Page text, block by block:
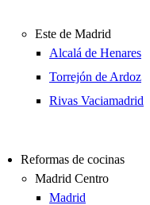
Este de Madrid
Alcalá de Henares
Torrejón de Ardoz
Rivas Vaciamadrid
Reformas de cocinas
Madrid Centro
Madrid